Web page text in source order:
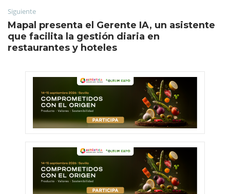
Siguiente
Mapal presenta el Gerente IA, un asistente
que facilita la gestión diaria en
restaurantes y hoteles